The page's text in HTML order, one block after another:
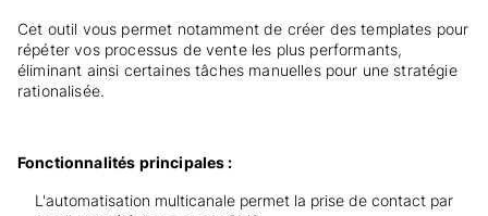
Cet outil vous permet notamment de créer des templates pour
répéter vos processus de vente les plus performants,
éliminant ainsi certaines tâches manuelles pour une stratégie
rationalisée.
Fonctionnalités principales :
L'automatisation multicanale permet la prise de contact par